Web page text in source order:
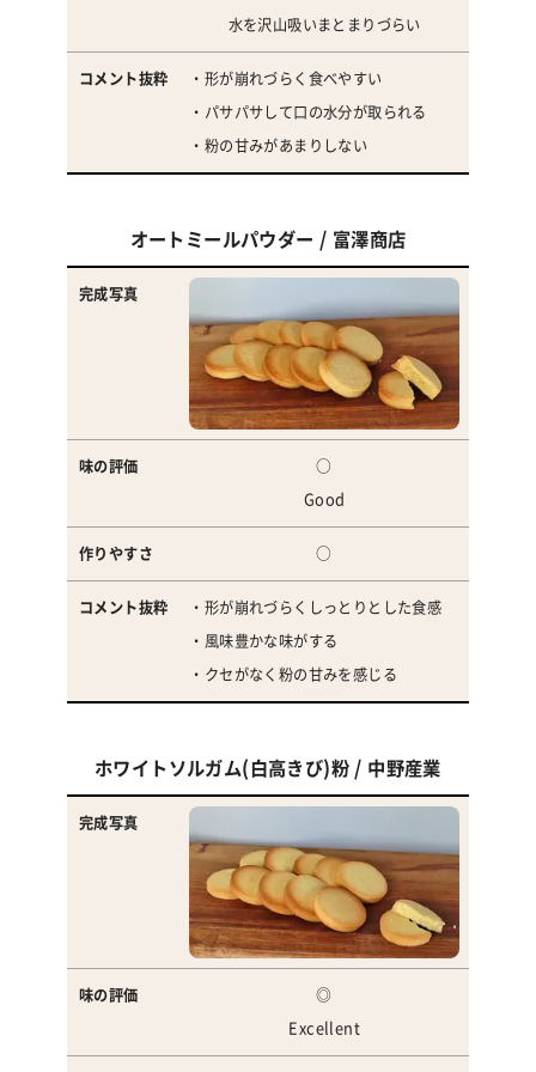
水を沢山吸いまとまりづらい
・形が崩れづらく食べやすい
・パサパサして口の水分が取られる
・粉の甘みがあまりしない
オートミールパウダー / 富澤商店
○
Good
○
・形が崩れづらくしっとりとした食感
・風味豊かな味がする
・クセがなく粉の甘みを感じる
ホワイトソルガム(白高きび)粉 / 中野産業
◎
Excellent